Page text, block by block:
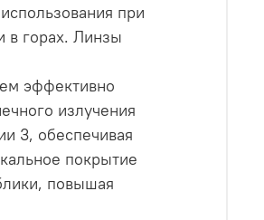
при
в горах. Линзы
эффективно
излучения
3, обеспечивая
покрытие
повышая